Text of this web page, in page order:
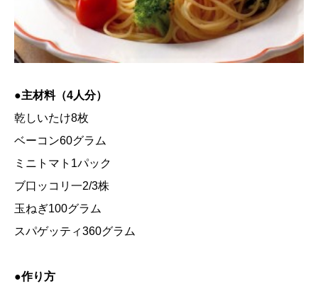
●主材料（4人分）
乾しいたけ8枚
ベーコン60グラム
ミニトマト1パック
ブ口ッコリ一2/3株
玉ねぎ100グラム
スパゲッティ360グラム
●作り方